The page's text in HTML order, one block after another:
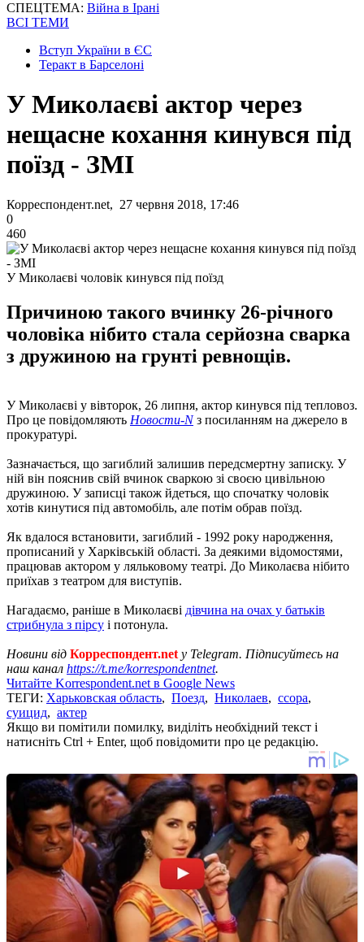
СПЕЦТЕМА: Війна в Ірані
ВСІ ТЕМИ
Вступ України в ЄС
Теракт в Барселоні
У Миколаєві актор через
нещасне кохання кинувся під
поїзд - ЗМІ
Корреспондент.net, 27 червня 2018, 17:46
0
460
У Миколаєві чоловік кинувся під поїзд
Причиною такого вчинку 26-річного
чоловіка нібито стала серйозна сварка
з дружиною на грунті ревнощів.
У Миколаєві у вівторок, 26 липня, актор кинувся під тепловоз.
Про це повідомляють Новости-Nз посиланням на джерело в
прокуратурі.
Зазначається, що загиблий залишив передсмертну записку. У
ній він пояснив свій вчинок сваркою зі своєю цивільною
дружиною. У записці також йдеться, що спочатку чоловік
хотів кинутися під автомобіль, але потім обрав поїзд.
Як вдалося встановити, загиблий - 1992 року народження,
прописаний у Харківській області. За деякими відомостями,
працював актором у ляльковому театрі. До Миколаєва нібито
приїхав з театром для виступів.
Нагадаємо, раніше в Миколаєві дівчина на очах у батьків
стрибнула з пірсу і потонула.
Новини від Корреспондент.net у Telegram. Підписуйтесь на
наш канал https://t.me/korrespondentnet.
Читайте Korrespondent.net в Google News
ТЕГИ: Харьковская область, Поезд, Николаев, ссора,
суицид, актер
Якщо ви помітили помилку, виділіть необхідний текст і
натисніть Ctrl + Enter, щоб повідомити про це редакцію.